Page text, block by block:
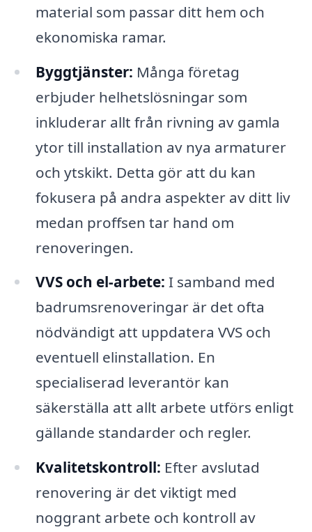
material som passar ditt hem och
ekonomiska ramar.
Byggtjänster: Många företag
erbjuder helhetslösningar som
inkluderar allt från rivning av gamla
ytor till installation av nya armaturer
och ytskikt. Detta gör att du kan
fokusera på andra aspekter av ditt liv
medan proffsen tar hand om
renoveringen.
VVS och el-arbete: I samband med
badrumsrenoveringar är det ofta
nödvändigt att uppdatera VVS och
eventuell elinstallation. En
specialiserad leverantör kan
säkerställa att allt arbete utförs enligt
gällande standarder och regler.
Kvalitetskontroll: Efter avslutad
renovering är det viktigt med
noggrant arbete och kontroll av